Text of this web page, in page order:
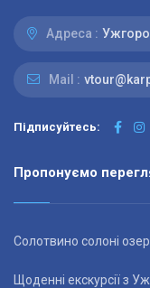
Адреса :
Mail :
Підписуйтесь:
Пропонуємо
Солотвино солоні
Щоденні екскурсії з